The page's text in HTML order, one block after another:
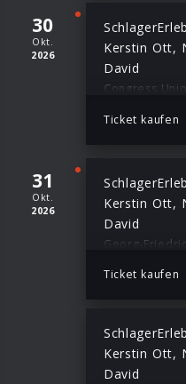
30
Okt.
2026
Kerstin Ott,
David
Congress
Ticket kaufen
31
Okt.
2026
Kerstin Ott,
David
Ticket kaufen
Kerstin Ott,
David